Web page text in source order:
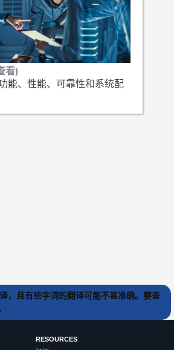
看)
能、性能、可靠性和系统配
，且有些字词的翻译可能不甚准确。要查
RESOURCES